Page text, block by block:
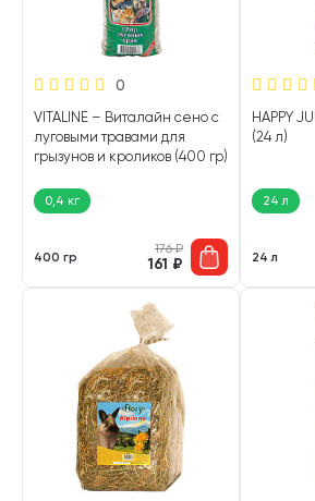
0
VITALINE – Виталайн сено с
луговыми травами для
грызунов и кроликов (400 гр)
0,4 кг
400 гр
176₽
161 ₽
HAPPY
(24 л)
24 л
24 л